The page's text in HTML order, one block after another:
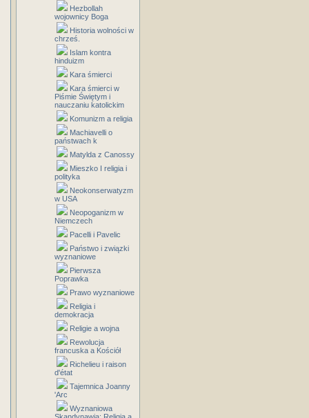
Hezbollah
wojownicy Boga
Historia wolności w
chrześ.
Islam kontra
hinduizm
Kara śmierci
Kara śmierci w
Piśmie Świętym i
nauczaniu katolickim
Komunizm a religia
Machiavelli o
państwach k
Matylda z Canossy
Mieszko I religia i
polityka
Neokonserwatyzm
w USA
Neopoganizm w
Niemczech
Pacelli i Pavelic
Państwo i związki
wyznaniowe
Pierwsza
Poprawka
Prawo wyznaniowe
Religia i
demokracja
Religie a wojna
Rewolucja
francuska a Kościół
Richelieu i raison
d'état
Tajemnica Joanny
'Arc
Wyznaniowa